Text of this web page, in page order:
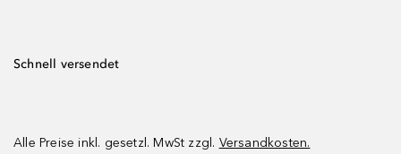
Schnell versendet
Alle Preise inkl. gesetzl. MwSt zzgl. Versandkosten.